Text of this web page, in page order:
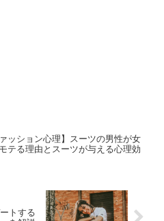
ァッション心理】スーツの男性が女
テる理由とスーツが与える心理効
トする